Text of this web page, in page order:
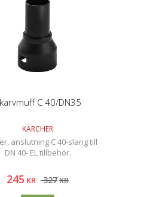
C 40/DN35
KÄRCHER
anslutning C 40-slang till
DN 40- EL tillbehör.
245 KR 327KR